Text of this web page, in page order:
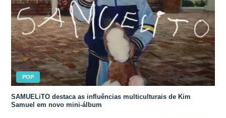
POP
SAMUELiTO destaca as influências multiculturais de Kim
Samuel em novo mini-álbum